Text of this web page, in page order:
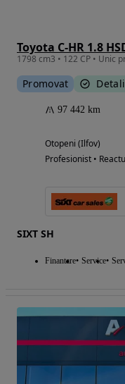
Toyota C-HR 1.8
Promovat
97 442 km
Otopeni (Ilfov)
Profesionist •
SIXT SH
Finantare Service